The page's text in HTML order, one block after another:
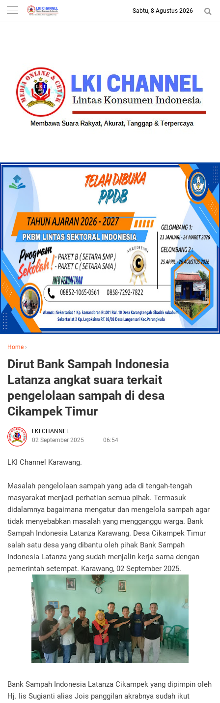
-->
Sabtu, 8 Agustus 2026
Home ›
Dirut Bank Sampah Indonesia
Latanza angkat suara terkait
pengelolaan sampah di desa
Cikampek Timur
LKI CHANNEL
02 September 2025
06:54
LKI Channel Karawang.
Masalah pengelolaan sampah yang ada di tengah-tengah
masyarakat menjadi perhatian semua pihak. Termasuk
didalamnya bagaimana mengatur dan mengelola sampah agar
tidak menyebabkan masalah yang mengganggu warga. Bank
Sampah Indonesia Latanza Karawang. Desa Cikampek Timur
salah satu desa yang dibantu oleh pihak Bank Sampah
Indonesia Latanza yang sudah menjalin kerja sama dengan
pemerintah setempat. Karawang, 02 September 2025.
Bank Sampah Indonesia Latanza Cikampek yang dipimpin oleh
Hj. Iis Sugianti alias Jois panggilan akrabnya sudah ikut